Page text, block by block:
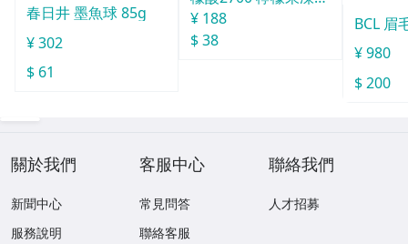
春日井 墨魚球 85g
¥ 302
$ 61
165g
¥ 188
$ 38
BCL 眉
¥ 980
$ 200
關於我們
新聞中心
服務說明
客服中心
常見問答
聯絡客服
聯絡我們
人才招募